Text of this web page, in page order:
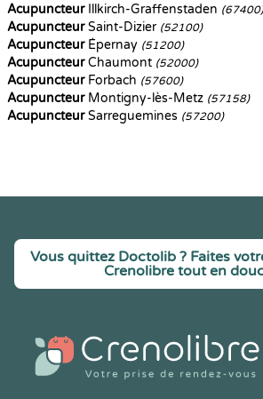
AcupuncteurIllkirch-Graffenstaden (67400)
AcupuncteurSaint-Dizier (52100)
AcupuncteurÉpernay (51200)
AcupuncteurChaumont (52000)
AcupuncteurForbach (57600)
AcupuncteurMontigny-lès-Metz (57158)
AcupuncteurSarreguemines (57200)
Vous quittez Doctolib ? Faites
Crenolibre tout en